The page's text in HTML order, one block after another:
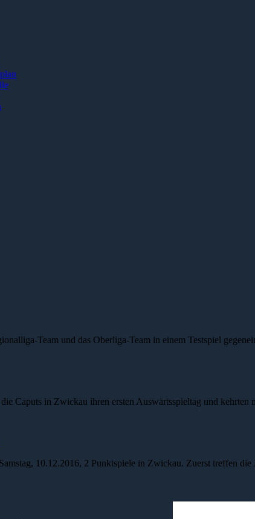
Team und das Oberliga-Team in einem Testspiel
Caputs in Zwickau ihren ersten Auswärtsspieltag und
10.12.2016, 2 Punktspiele in Zwickau. Zuerst treffen